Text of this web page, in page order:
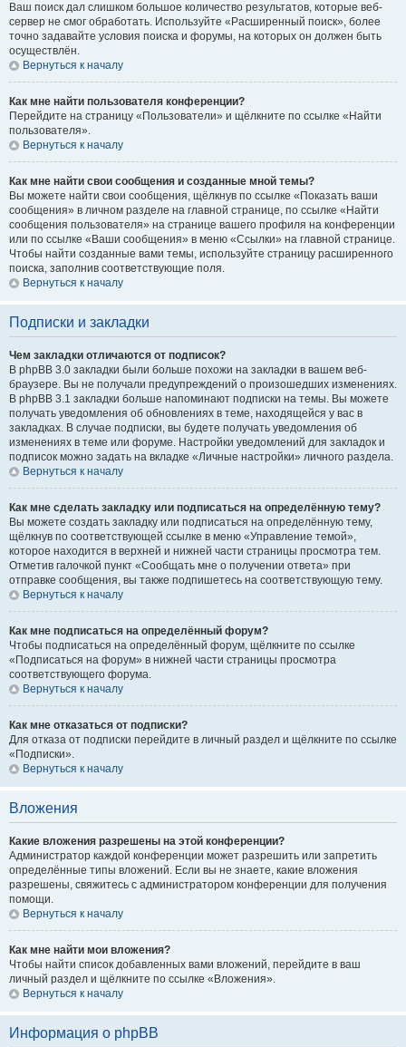
Ваш поиск дал слишком большое количество результатов, которые веб-
сервер не смог обработать. Используйте «Расширенный поиск», более
точно задавайте условия поиска и форумы, на которых он должен быть
осуществлён.
Вернуться к началу
Как мне найти пользователя конференции?
Перейдите на страницу «Пользователи» и щёлкните по ссылке «Найти
пользователя».
Вернуться к началу
Как мне найти свои сообщения и созданные мной темы?
Вы можете найти свои сообщения, щёлкнув по ссылке «Показать ваши
сообщения» в личном разделе на главной странице, по ссылке «Найти
сообщения пользователя» на странице вашего профиля на конференции
или по ссылке «Ваши сообщения» в меню «Ссылки» на главной странице.
Чтобы найти созданные вами темы, используйте страницу расширенного
поиска, заполнив соответствующие поля.
Вернуться к началу
Подписки и закладки
Чем закладки отличаются от подписок?
В phpBB 3.0 закладки были больше похожи на закладки в вашем веб-
браузере. Вы не получали предупреждений о произошедших изменениях.
В phpBB 3.1 закладки больше напоминают подписки на темы. Вы можете
получать уведомления об обновлениях в теме, находящейся у вас в
закладках. В случае подписки, вы будете получать уведомления об
изменениях в теме или форуме. Настройки уведомлений для закладок и
подписок можно задать на вкладке «Личные настройки» личного раздела.
Вернуться к началу
Как мне сделать закладку или подписаться на определённую тему?
Вы можете создать закладку или подписаться на определённую тему,
щёлкнув по соответствующей ссылке в меню «Управление темой»,
которое находится в верхней и нижней части страницы просмотра тем.
Отметив галочкой пункт «Сообщать мне о получении ответа» при
отправке сообщения, вы также подпишетесь на соответствующую тему.
Вернуться к началу
Как мне подписаться на определённый форум?
Чтобы подписаться на определённый форум, щёлкните по ссылке
«Подписаться на форум» в нижней части страницы просмотра
соответствующего форума.
Вернуться к началу
Как мне отказаться от подписки?
Для отказа от подписки перейдите в личный раздел и щёлкните по ссылке
«Подписки».
Вернуться к началу
Вложения
Какие вложения разрешены на этой конференции?
Администратор каждой конференции может разрешить или запретить
определённые типы вложений. Если вы не знаете, какие вложения
разрешены, свяжитесь с администратором конференции для получения
помощи.
Вернуться к началу
Как мне найти мои вложения?
Чтобы найти список добавленных вами вложений, перейдите в ваш
личный раздел и щёлкните по ссылке «Вложения».
Вернуться к началу
Информация о phpBB